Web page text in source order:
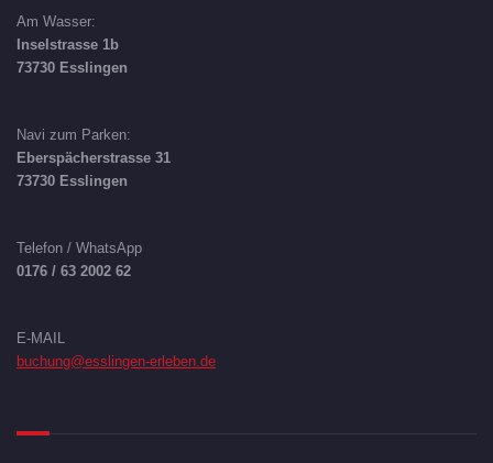
Am Wasser:
Inselstrasse 1b
73730 Esslingen
Navi zum Parken:
Eberspächerstrasse 31
73730 Esslingen
Telefon / WhatsApp
0176 / 63 2002 62
E-MAIL
buchung@esslingen-erleben.de